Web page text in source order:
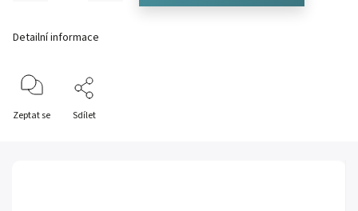
Detailní informace
Zeptat se Sdílet